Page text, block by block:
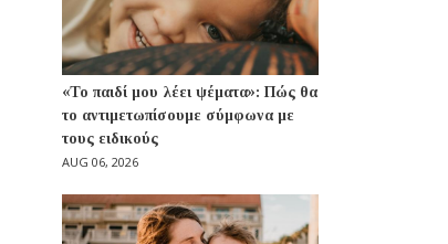
«Το παιδί μου λέει ψέματα»: Πώς θα
το αντιμετωπίσουμε σύμφωνα με
τους ειδικούς
AUG 06, 2026